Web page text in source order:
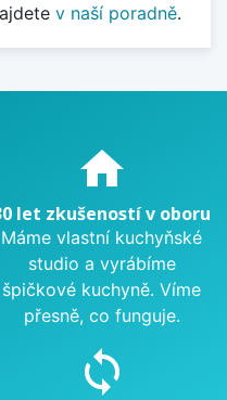
v naší poradně.
home
let zkušeností v oboru
Máme vlastní kuchyňské
studio a vyrábíme
špičkové kuchyně. Víme
přesně, co funguje.
sync